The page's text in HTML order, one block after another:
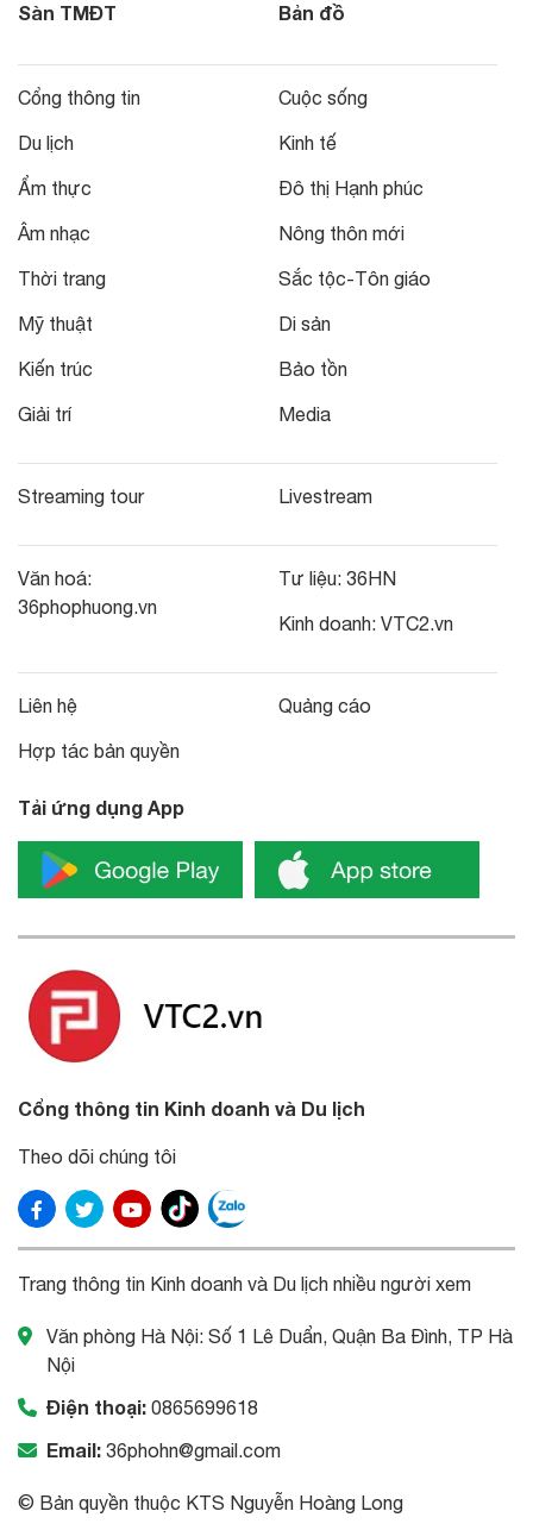
Sàn TMĐT Bản đồ
Cổng thông tin
Du lịch
Ẩm thực
Âm nhạc
Thời trang
Mỹ thuật
Kiến trúc
Giải trí
Cuộc sống
Kinh tế
Đô thị Hạnh phúc
Nông thôn mới
Sắc tộc-Tôn giáo
Di sản
Bảo tồn
Media
Streaming tour Livestream
Văn hoá:
36phophuong.vn
Tư liệu: 36HN
Kinh doanh: VTC2.vn
Liên hệ
Hợp tác bản quyền
Quảng cáo
Tải ứng dụng App
Cổng thông tin Kinh doanh và Du lịch
Theo dõi chúng tôi
Trang thông tin Kinh doanh và Du lịch nhiều người xem
Văn phòng Hà Nội: Số 1 Lê Duẩn, Quận Ba Đình, TP Hà
Nội
Điện thoại: 0865699618
Email: 36phohn@gmail.com
© Bản quyền thuộc KTS Nguyễn Hoàng Long